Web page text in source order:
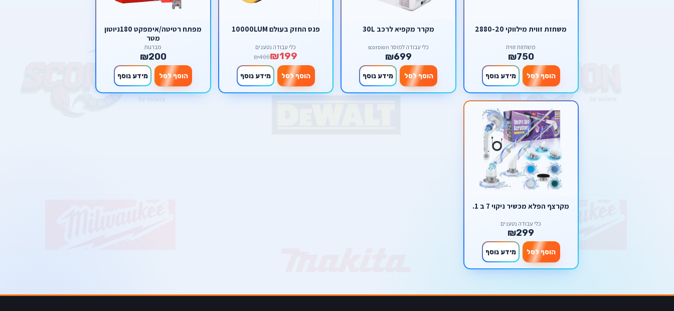
משחזת זווית מילווקי 2880-20
משחזות זווית
₪750
הוסף לסל מידע נוסף
מקרר מקפיא לרכב 30L
כלי עבודה למוסך scorpion
₪699
הוסף לסל מידע נוסף
פנס החזק בעולם 10000LUM
כלי עבודה נטענים
₪199
₪400
הוסף לסל מידע נוסף
מפתח רטיטה/אימפקט 180ניוטון
מטר
מברגות
₪200
הוסף לסל מידע נוסף
מקרצף הפלא מכשיר ניקוי 7 ב 1.
כלי עבודה נטענים
₪299
הוסף לסל מידע נוסף